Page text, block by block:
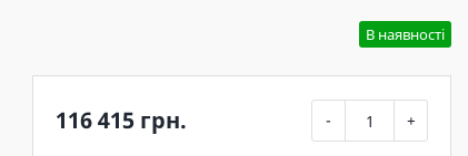
В наявності
116 415 грн. - +